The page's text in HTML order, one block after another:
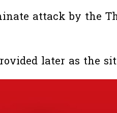
attack by the
later as the